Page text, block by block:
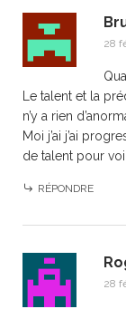
28
Le talent et la
n’y a rien
Moi j’ai j’ai
de talent pour
RÉPONDRE
28